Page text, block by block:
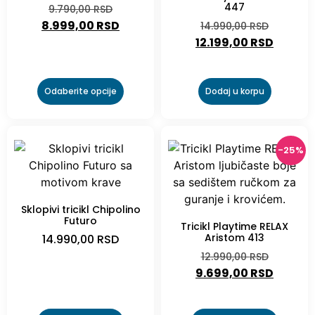
9.790,00RSD
8.999,00 RSD
Odaberite opcije
447
14.990,00RSD
12.199,00 RSD
Dodaj u korpu
Sklopivi tricikl Chipolino
Futuro
14.990,00 RSD
-25%
Tricikl Playtime RELAX
Aristom 413
12.990,00RSD
9.699,00 RSD